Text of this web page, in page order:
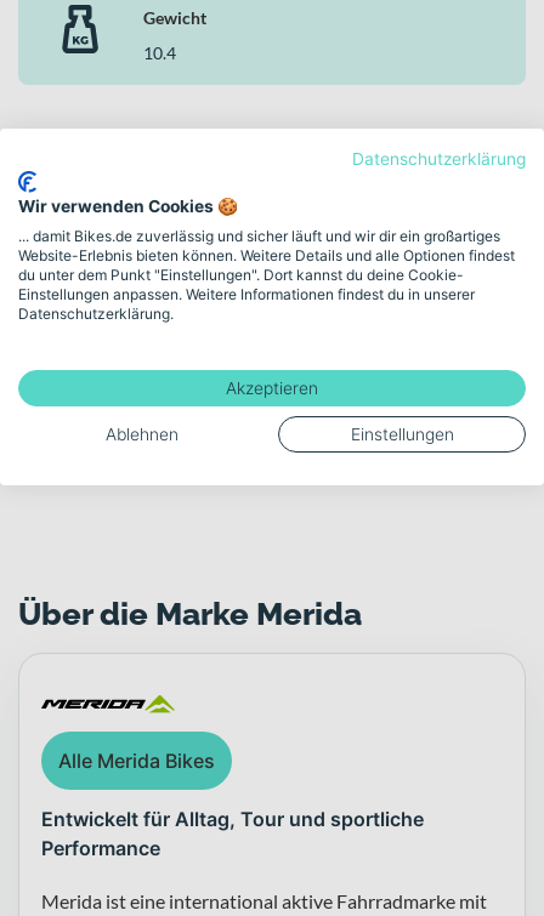
Gewicht
10.4
We design. We test. We build.
Entdecke MERIDA in
ENGINEERED FOR EVERY RIDE – FROM TOUR TO RACE.
Zur MERIDA Markenwelt
Über die Marke Merida
Alle Merida Bikes
Entwickelt für Alltag, Tour und sportliche
Performance
Merida ist eine international aktive Fahrradmarke mit
Datenschutzerklärung
Wir verwenden Cookies 🍪
... damit Bikes.de zuverlässig und sicher läuft und wir dir ein großartiges
Website-Erlebnis bieten können. Weitere Details und alle Optionen findest
du unter dem Punkt "Einstellungen". Dort kannst du deine Cookie-
Einstellungen anpassen. Weitere Informationen findest du in unserer
Datenschutzerklärung.
Akzeptieren
Ablehnen Einstellungen